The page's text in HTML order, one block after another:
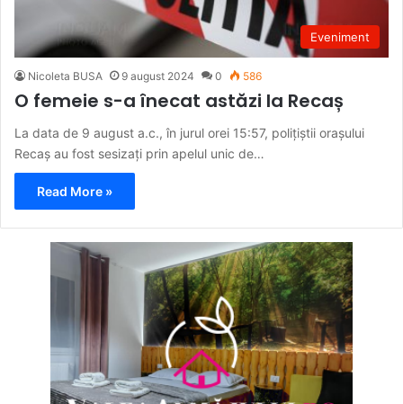
Eveniment
Nicoleta BUSA 9 august 2024 0 586
O femeie s-a înecat astăzi la Recaș
La data de 9 august a.c., în jurul orei 15:57, polițiștii orașului
Recaș au fost sesizați prin apelul unic de…
Read More »